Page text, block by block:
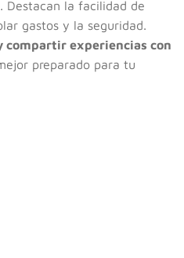
Destacan la facilidad de
gastos y la seguridad.
compartir experiencias con
preparado para tu